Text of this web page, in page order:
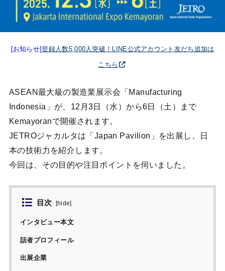
[お知らせ]登録人数5,000人突破！LINE公式アカウント友だち追加は
こちら
ASEAN最大級の製造業展示会「Manufacturing
Indonesia」が、12月3日（水）から6日（土）まで
Kemayoranで開催されます。
JETROジャカルタは「Japan Pavilion」を出展し、日
本の技術力を紹介します。
今回は、その目的や注目ポイントを伺いました。
目次 [hide]
インタビュー本文
話者プロフィール
出展企業